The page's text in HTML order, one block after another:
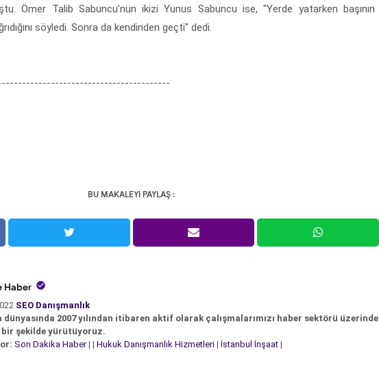
Ömer Talib Sabuncu'nun ikizi Yunus Sabuncu ise, "Yerde yatarken başının
söyledi. Sonra da kendinden geçti" dedi.
BU MAKALEYI PAYLAŞ :
Haber 
SEO Danışmanlık
dünyasında 2007 yılından itibaren aktif olarak çalışmalarımızı haber sektörü üzerinde
bir şekilde yürütüyoruz.
Son Dakika Haber| | Hukuk Danışmanlık Hizmetleri | İstanbul İnşaat |